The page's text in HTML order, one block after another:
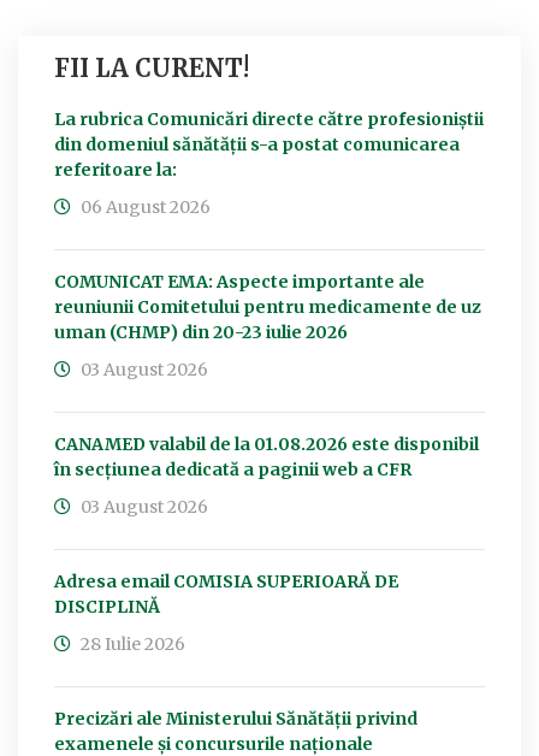
FII LA CURENT!
La rubrica Comunicări directe către profesioniștii
din domeniul sănătății s-a postat comunicarea
referitoare la:
06 August 2026
COMUNICAT EMA: Aspecte importante ale
reuniunii Comitetului pentru medicamente de uz
uman (CHMP) din 20-23 iulie 2026
03 August 2026
CANAMED valabil de la 01.08.2026 este disponibil
în secțiunea dedicată a paginii web a CFR
03 August 2026
Adresa email COMISIA SUPERIOARĂ DE
DISCIPLINĂ
28 Iulie 2026
Precizări ale Ministerului Sănătății privind
examenele și concursurile naționale